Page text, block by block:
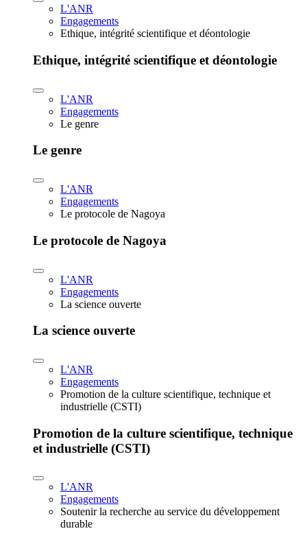
L'ANR
Engagements
Ethique, intégrité scientifique et déontologie
Ethique, intégrité scientifique et déontologie
L'ANR
Engagements
Le genre
Le genre
L'ANR
Engagements
Le protocole de Nagoya
Le protocole de Nagoya
L'ANR
Engagements
La science ouverte
La science ouverte
L'ANR
Engagements
Promotion de la culture scientifique, technique et
industrielle (CSTI)
Promotion de la culture scientifique, technique
et industrielle (CSTI)
L'ANR
Engagements
Soutenir la recherche au service du développement
durable